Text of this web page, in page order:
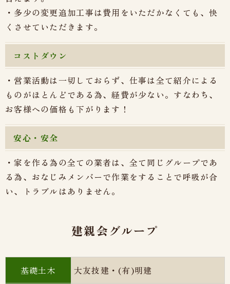
・多少の変更追加工事は費用をいただかなくても、快
くさせていただきます。
コストダウン
・営業活動は一切しておらず、仕事は全て紹介による
ものがほとんどである為、経費が少ない。すなわち、
お客様への価格も下がります！
安心・安全
・家を作る為の全ての業者は、全て同じグループであ
る為、おなじみメンバーで作業をすることで呼吸が合
い、トラブルはありません。
建親会グループ
基礎土木 大友技建・(有)明建